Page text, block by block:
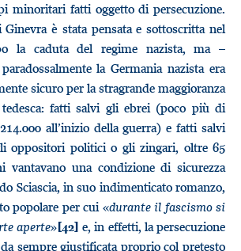
minoritari fatti oggetto di persecuzione.
Ginevra è stata pensata e sottoscritta nel
la caduta del regime nazista, ma –
la Germania nazista era
sicuro per la stragrande maggioranza
tedesca: fatti salvi gli ebrei (poco più di
all’inizio della guerra) e fatti salvi
oppositori politici o gli zingari, oltre 65
vantavano una condizione di sicurezza
Sciascia, in suo indimenticato romanzo,
popolare per cui «durante il fascismo si
aperte»[42] e, in effetti, la persecuzione
sempre giustificata proprio col pretesto